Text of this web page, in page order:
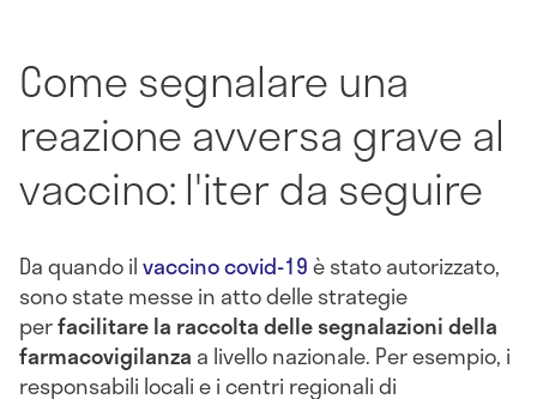
Come segnalare una
reazione avversa grave al
vaccino: l'iter da seguire
Da quando ilvaccino covid-19è stato autorizzato,
sono state messe in atto delle strategie
perfacilitare la raccolta delle segnalazioni della
farmacovigilanza a livello nazionale. Per esempio, i
responsabili locali e i centri regionali di